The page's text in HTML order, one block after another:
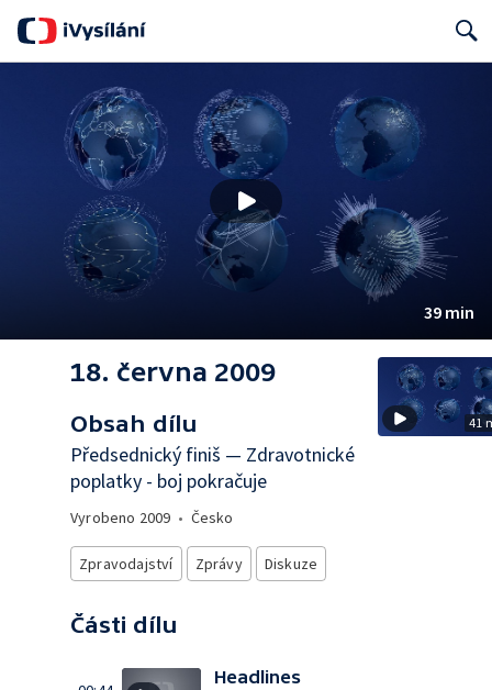
39 min
18. června 2009
Obsah dílu
Předsednický finiš — Zdravotnické
poplatky - boj pokračuje
Vyrobeno 2009 • Česko
Zpravodajství Zprávy Diskuze
Části dílu
Headlines
41